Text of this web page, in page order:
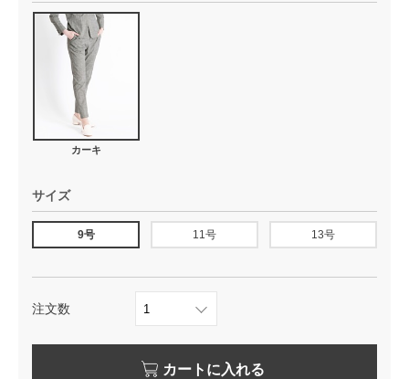
カーキ
サイズ
9号 11号 13号
注文数
カートに入れる